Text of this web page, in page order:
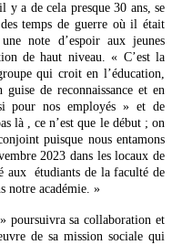
y a de cela presque 30 ans, se
temps de guerre où il était
note d’espoir aux jeunes
de haut niveau. « C’est la
qui croit en l’éducation,
de reconnaissance et en
pour nos employés » et de
là , ce n’est que le début ; on
puisque nous entamons
2023 dans les locaux de
aux étudiants de la faculté de
notre académie. »
poursuivra sa collaboration et
de sa mission sociale qui